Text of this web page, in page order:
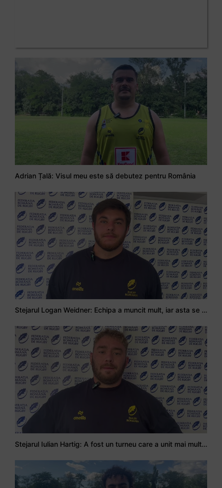
Adrian Țală: Visul meu este să debutez pentru România
Stejarul Logan Weidner: Echipa a muncit mult, iar asta se va vedea în meciurile de la Nations Cup
Stejarul Iulian Hartig: A fost un turneu care a unit mai mult echipa